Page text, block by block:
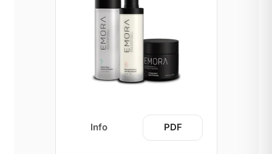
Info PDF